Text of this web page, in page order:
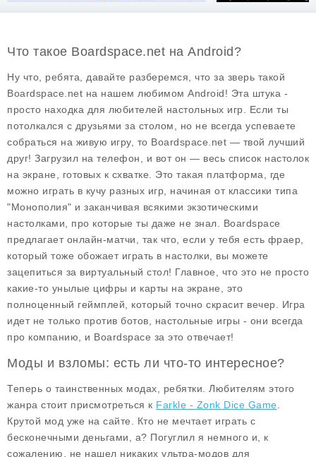
Что такое Boardspace.net на Android?
Ну что, ребята, давайте разберемся, что за зверь такой
Boardspace.net на нашем любимом Android! Эта штука -
просто находка для любителей настольных игр. Если ты
потолкался с друзьями за столом, но не всегда успеваете
собраться на живую игру, то Boardspace.net — твой лучший
друг! Загрузил на телефон, и вот он — весь список настолок
на экране, готовых к схватке. Это такая платформа, где
можно играть в кучу разных игр, начиная от классики типа
"Монополия" и заканчивая всякими экзотическими
настолками, про которые ты даже не знал. Boardspace
предлагает онлайн-матчи, так что, если у тебя есть фраер,
который тоже обожает играть в настолки, вы можете
зацепиться за виртуальный стол! Главное, что это не просто
какие-то унылые цифры и карты на экране, это
полноценный геймплей, который точно скрасит вечер. Игра
идет не только против ботов, настольные игры - они всегда
про компанию, и Boardspace за это отвечает!
Моды и взломы: есть ли что-то интересное?
Теперь о таинственных модах, ребятки. Любителям этого
жанра стоит присмотреться к Farkle - Zonk Dice Game
Крутой мод уже на сайте. Кто не мечтает играть с
бесконечными деньгами, а? Погуглил я немного и, к
сожалению, не нашел никаких ультра-модов для